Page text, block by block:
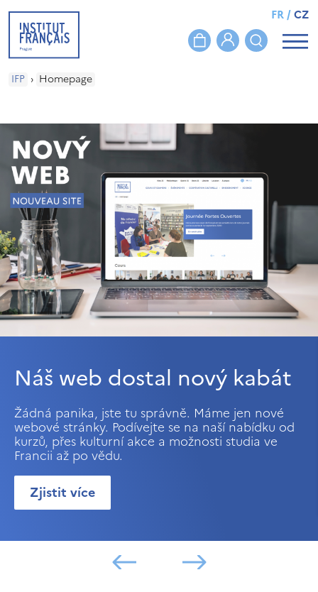
FR/CZ
IFP › Homepage
Náš web dostal nový kabát
Žádná panika, jste tu správně. Máme jen nové
webové stránky. Podívejte se na naší nabídku od
kurzů, přes kulturní akce a možnosti studia ve
Francii až po vědu.
Zjistit více